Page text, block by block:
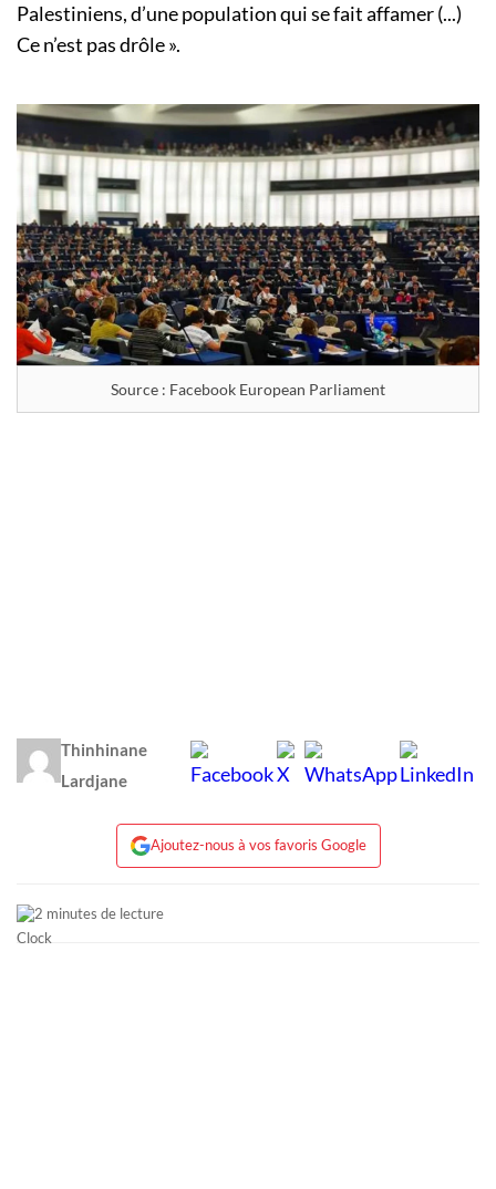
Palestiniens, d’une population qui se fait affamer (...)
Ce n’est pas drôle ».
Source : Facebook European Parliament
Thinhinane
Lardjane
Ajoutez-nous à vos favoris Google
2 minutes de lecture